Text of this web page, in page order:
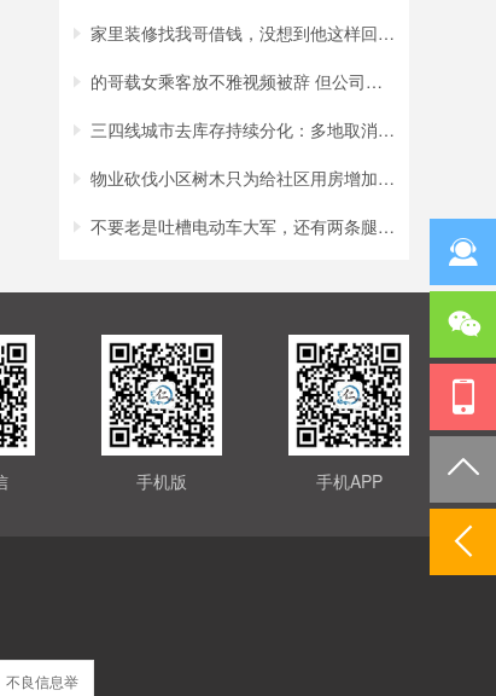
家里装修找我哥借钱，没想到他这样回复我，
的哥载女乘客放不雅视频被辞 但公司称非黄
三四线城市去库存持续分化：多地取消购房补
物业砍伐小区树木只为给社区用房增加采光？
不要老是吐槽电动车大军，还有两条腿的行人
手机APP
手机版
不良信息举